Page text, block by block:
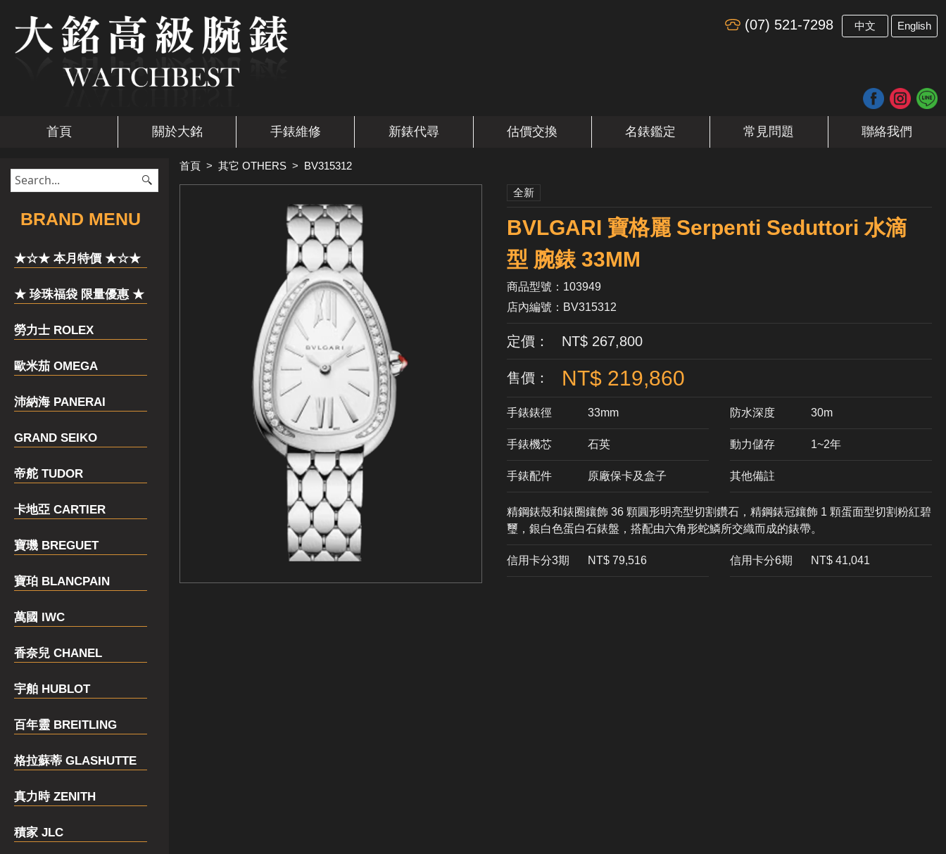
(07) 521-7298 中文 English
首頁 關於大銘 手錶維修 新錶代尋 估價交換 名錶鑑定 常見問題 聯絡我們
​BRAND MENU
★☆★ 本月特價 ★☆★
★ 珍珠福袋 限量優惠 ★
勞力士 ROLEX
歐米茄 OMEGA
沛納海 PANERAI
GRAND SEIKO
帝舵 TUDOR
卡地亞 CARTIER
寶璣 BREGUET
寶珀 BLANCPAIN
萬國 IWC
香奈兒 CHANEL
宇舶 HUBLOT
百年靈 BREITLING
格拉蘇蒂 GLASHUTTE
真力時 ZENITH
積家 JLC
首頁 > 其它 OTHERS > BV315312
全新
BVLGARI 寶格麗 Serpenti Seduttori 水滴
型 腕錶 33MM
商品型號：103949
店內編號：BV315312
定價： NT$ 267,800
售價： NT$ 219,860
手錶錶徑 33mm 防水深度 30m
手錶機芯 ​石英 動力儲存 1~2年
手錶配件 原廠保卡及盒子 其他備註
精鋼錶殼和錶圈鑲飾 36 顆圓形明亮型切割鑽石，精鋼錶冠鑲飾 1 顆蛋面型切割粉紅碧
璽，銀白色蛋白石錶盤，搭配由六角形蛇鱗所交織而成的錶帶。
信用卡分3期 ​NT$ 79,516 信用卡分6期 NT$ 41,041